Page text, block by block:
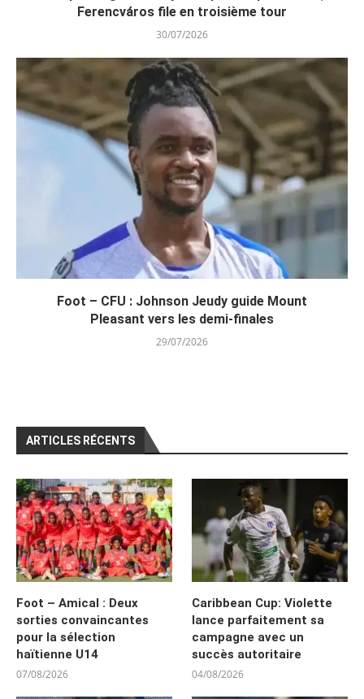
Ferencváros file en troisième tour
30/07/2026
Foot – CFU : Johnson Jeudy guide Mount
Pleasant vers les demi-finales
29/07/2026
ARTICLES RÉCENTS
Foot – Amical : Deux
sorties convaincantes
pour la sélection
haïtienne U14
07/08/2026
Caribbean Cup: Violette
lance parfaitement sa
campagne avec un
succès autoritaire
04/08/2026